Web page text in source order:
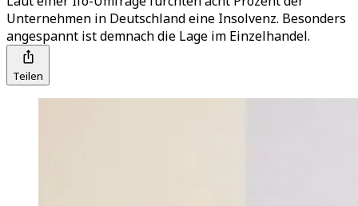
Unternehmen in Deutschland eine Insolvenz. Besonders
angespannt ist demnach die Lage im Einzelhandel.
Teilen